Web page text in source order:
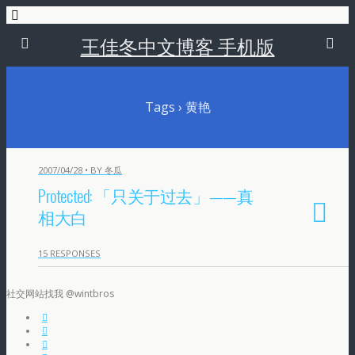
王佳冬中文博客 手机版
Tags › 黄艳
2007/04/28 • BY 冬瓜
Protected: 「只关于过去」——真
相大白
15 RESPONSES
社交网站找我 @wintbros